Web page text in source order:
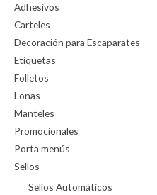
Adhesivos
Carteles
Decoración para Escaparates
Etiquetas
Folletos
Lonas
Manteles
Promocionales
Porta menús
Sellos
Sellos Automáticos